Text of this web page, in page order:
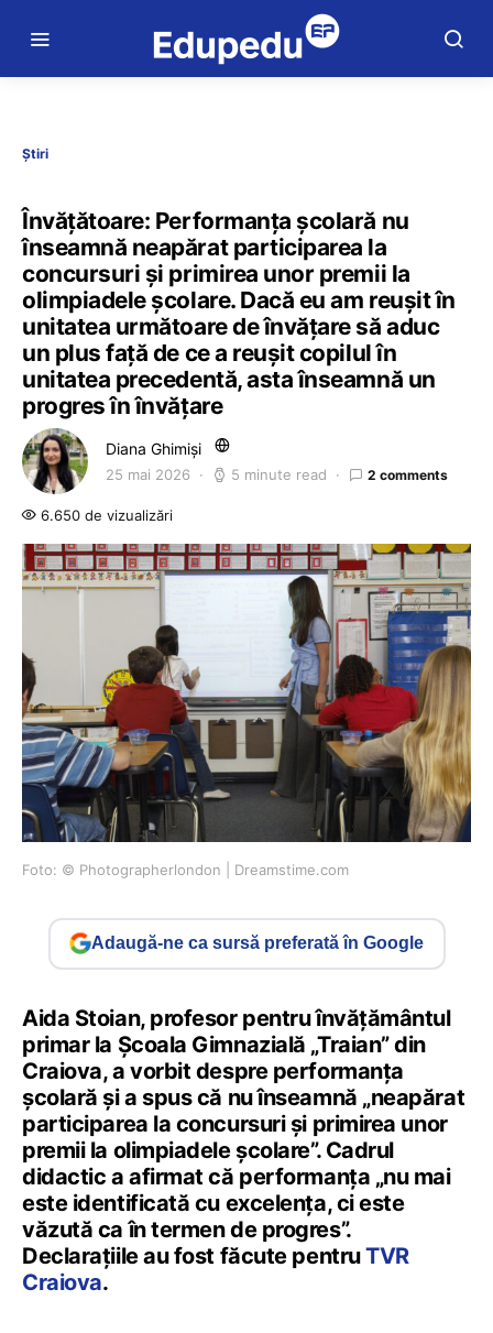
Știri
Învățătoare: Performanța școlară nu
înseamnă neapărat participarea la
concursuri și primirea unor premii la
olimpiadele școlare. Dacă eu am reușit în
unitatea următoare de învățare să aduc
un plus față de ce a reușit copilul în
unitatea precedentă, asta înseamnă un
progres în învățare
Diana Ghimiși
25 mai 2026 5 minute read 2 comments
6.650 de vizualizări
Foto: © Photographerlondon | Dreamstime.com
Adaugă-ne ca sursă preferată în Google
Aida Stoian, profesor pentru învățământul
primar la Școala Gimnazială „Traian” din
Craiova, a vorbit despre performanța
școlară și a spus că nu înseamnă „neapărat
participarea la concursuri și primirea unor
premii la olimpiadele școlare”. Cadrul
didactic a afirmat că performanța „nu mai
este identificată cu excelența, ci este
văzută ca în termen de progres”.
Declarațiile au fost făcute pentruTVR
Craiova.